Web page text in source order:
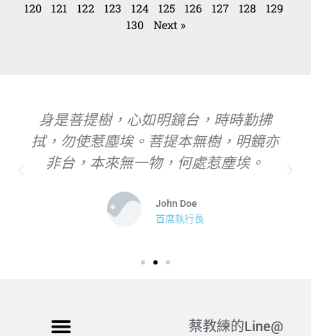
120
121 122 123 124 125 126 127 128
129
130
Next »
身是菩提樹，心如明鏡台，時時勤拂
拭，勿使惹塵埃。菩提本無樹，明鏡亦
非台，本來無一物，何處惹塵埃。
John Doe
首席執行長
蔡教練的Line@